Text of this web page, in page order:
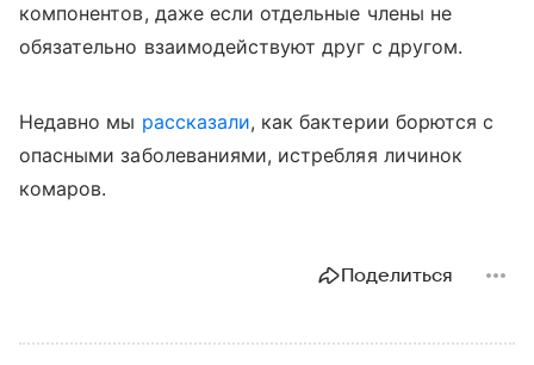
компонентов, даже если отдельные члены не
обязательно взаимодействуют друг с другом.
Недавно мы рассказали, как бактерии борются с
опасными заболеваниями, истребляя личинок
комаров.
Поделиться